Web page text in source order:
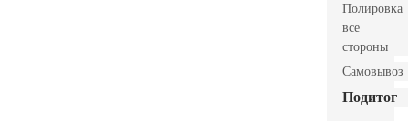
Полировка
все
стороны
Самовывоз
Подитог